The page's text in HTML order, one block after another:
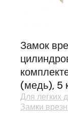
Замок
(медь), 5
Для легких
Замки